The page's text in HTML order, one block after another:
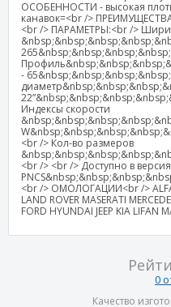
ОСОБЕННОСТИ - высокая
канавок=<br />
<br /> ПАРАМЕТРЫ:<br />
-
Индексы скорости
<br /> Кол-во размеров
<br /> <br /> Доступно в
<br /> ОМОЛОГАЦИИ<br /> ALFA
LAND ROVER MASERATI
FORD HYUNDAI JEEP KIA LIFAN
0
Качество